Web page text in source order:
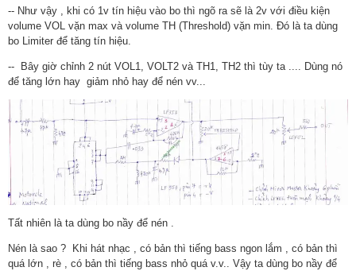
-- Như vậy , khi có 1v tín hiệu vào bo thì ngõ ra sẽ là 2v với điều kiện
volume VOL vặn max và volume TH (Threshold) vặn min. Đó là ta dùng
bo Limiter để tăng tín hiệu.
-- Bây giờ chỉnh 2 nút VOL1, VOLT2 và TH1, TH2 thì tùy ta .... Dùng nó
để tăng lớn hay giảm nhỏ hay để nén vv...
Tất nhiên là ta dùng bo nầy để nén .
Nén là sao ? Khi hát nhạc , có bản thì tiếng bass ngon lắm , có bản thì
quá lớn , rè , có bản thì tiếng bass nhỏ quá v.v.. Vậy ta dùng bo nầy để